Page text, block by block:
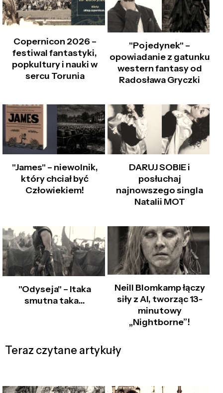
Copernicon 2026 –
festiwal fantastyki,
popkultury i nauki w
sercu Torunia
"Pojedynek" –
opowiadanie z gatunku
western fantasy od
Radosława Gryczki
"James" – niewolnik,
który chciał być
Człowiekiem!
DARUJ SOBIE i
posłuchaj
najnowszego singla
Natalii MOT
"Odyseja" – Itaka
smutna taka…
Neill Blomkamp łączy
siły z AI, tworząc 13-
minutowy
„Nightborne”!
Teraz czytane artykuły